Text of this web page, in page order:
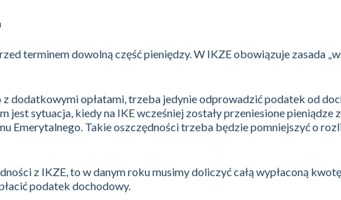
terminem dowolną część pieniędzy. W IKZE obowiązuje zasada
z dodatkowymi opłatami, trzeba jedynie odprowadzić podatek od
jest sytuacja, kiedy na IKE wcześniej zostały przeniesione pieniądze z
Emerytalnego. Takie oszczędności trzeba będzie pomniejszyć o
z IKZE, to w danym roku musimy doliczyć całą wypłaconą
podatek dochodowy.